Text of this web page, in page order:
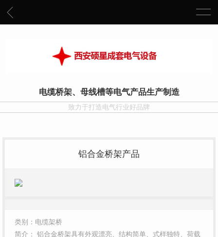
电缆桥架、母线槽等电气产品生产制造
致力于打造电气行业好品牌
铝合金桥架产品
类别：电缆架桥
简介： 铝合金桥架具有外观漂亮、结构简单、式样独特、荷载